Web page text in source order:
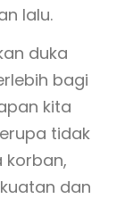
lalu.
duka
bagi
kita
tidak
korban,
dan